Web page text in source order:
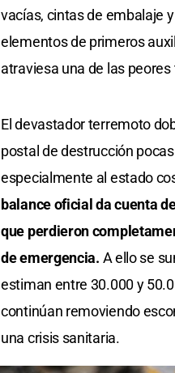
vacías, cintas de embalaje
elementos de primeros
atraviesa una de las
El devastador terremoto
postal de destrucción
especialmente al estado
balance oficial da cuenta
que perdieron
de emergencia. A ello se
estiman entre 30.000 y
continúan removiendo
una crisis sanitaria.